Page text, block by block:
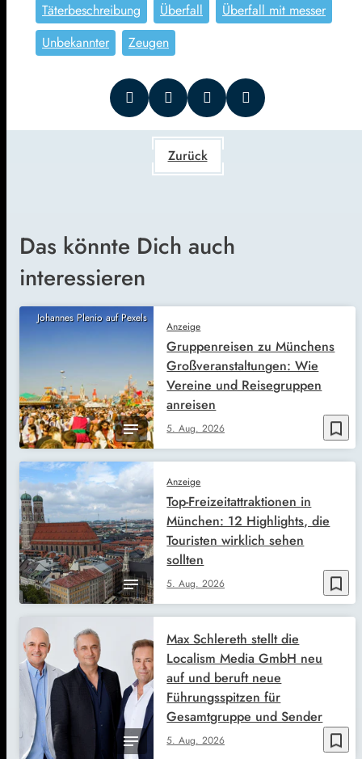
Täterbeschreibung
Überfall
Überfall mit messer
Unbekannter
Zeugen
Zurück
Das könnte Dich auch
interessieren
Johannes Plenio auf Pexels
bookmark_border
Anzeige
5. Aug. 2026
Gruppenreisen zu Münchens
Großveranstaltungen: Wie
Vereine und Reisegruppen
anreisen
bookmark_border
Anzeige
5. Aug. 2026
Top-Freizeitattraktionen in
München: 12 Highlights, die
Touristen wirklich sehen
sollten
bookmark_border
5. Aug. 2026
Max Schlereth stellt die
Localism Media GmbH neu
auf und beruft neue
Führungsspitzen für
Gesamtgruppe und Sender